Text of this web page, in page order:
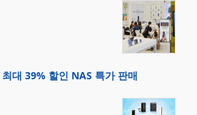
대 39% 할인 NAS 특가 판매